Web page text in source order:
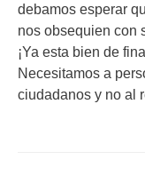
debamos esperar
nos obsequien con
¡Ya esta bien de
Necesitamos a
ciudadanos y no al